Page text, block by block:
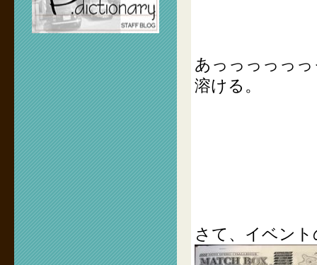
あっっっっっ
溶ける。
さて、イベン